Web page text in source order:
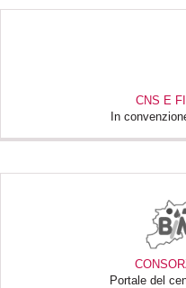
CNS E
In
Portale del